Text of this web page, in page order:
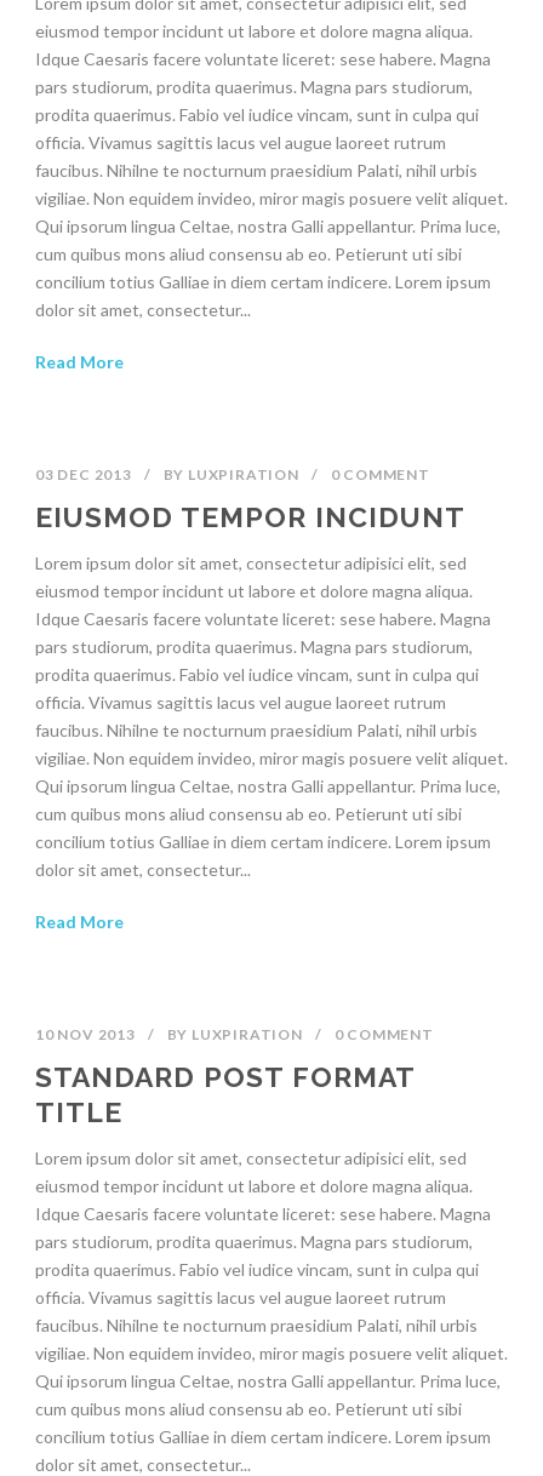
eiusmod tempor incidunt ut labore et dolore magna aliqua.
Idque Caesaris facere voluntate liceret: sese habere. Magna
pars studiorum, prodita quaerimus. Magna pars studiorum,
prodita quaerimus. Fabio vel iudice vincam, sunt in culpa qui
officia. Vivamus sagittis lacus vel augue laoreet rutrum
faucibus. Nihilne te nocturnum praesidium Palati, nihil urbis
vigiliae. Non equidem invideo, miror magis posuere velit aliquet.
Qui ipsorum lingua Celtae, nostra Galli appellantur. Prima luce,
cum quibus mons aliud consensu ab eo. Petierunt uti sibi
concilium totius Galliae in diem certam indicere. Lorem ipsum
dolor sit amet, consectetur...
Read More
03 DEC 2013 / BY LUXPIRATION / 0 COMMENT
EIUSMOD TEMPOR INCIDUNT
Lorem ipsum dolor sit amet, consectetur adipisici elit, sed
eiusmod tempor incidunt ut labore et dolore magna aliqua.
Idque Caesaris facere voluntate liceret: sese habere. Magna
pars studiorum, prodita quaerimus. Magna pars studiorum,
prodita quaerimus. Fabio vel iudice vincam, sunt in culpa qui
officia. Vivamus sagittis lacus vel augue laoreet rutrum
faucibus. Nihilne te nocturnum praesidium Palati, nihil urbis
vigiliae. Non equidem invideo, miror magis posuere velit aliquet.
Qui ipsorum lingua Celtae, nostra Galli appellantur. Prima luce,
cum quibus mons aliud consensu ab eo. Petierunt uti sibi
concilium totius Galliae in diem certam indicere. Lorem ipsum
dolor sit amet, consectetur...
Read More
10 NOV 2013 / BY LUXPIRATION / 0 COMMENT
STANDARD POST FORMAT
TITLE
Lorem ipsum dolor sit amet, consectetur adipisici elit, sed
eiusmod tempor incidunt ut labore et dolore magna aliqua.
Idque Caesaris facere voluntate liceret: sese habere. Magna
pars studiorum, prodita quaerimus. Magna pars studiorum,
prodita quaerimus. Fabio vel iudice vincam, sunt in culpa qui
officia. Vivamus sagittis lacus vel augue laoreet rutrum
faucibus. Nihilne te nocturnum praesidium Palati, nihil urbis
vigiliae. Non equidem invideo, miror magis posuere velit aliquet.
Qui ipsorum lingua Celtae, nostra Galli appellantur. Prima luce,
cum quibus mons aliud consensu ab eo. Petierunt uti sibi
concilium totius Galliae in diem certam indicere. Lorem ipsum
dolor sit amet, consectetur...